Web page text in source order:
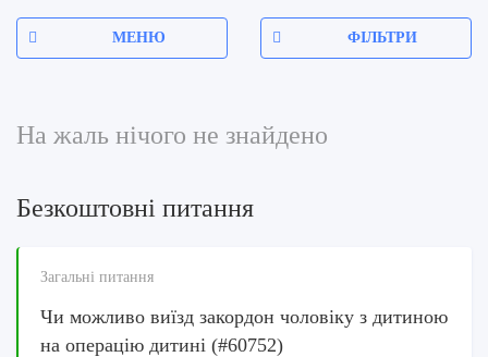
МЕНЮ ФІЛЬТРИ
На жаль нічого не знайдено
Безкоштовні питання
Загальні питання
Чи можливо виїзд закордон чоловіку з дитиною
на операцію дитині (#60752)